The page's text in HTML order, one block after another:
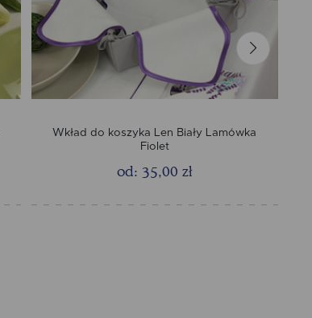
Wkład do koszyka Len Biały Lamówka
Fiolet
od: 35,00 zł